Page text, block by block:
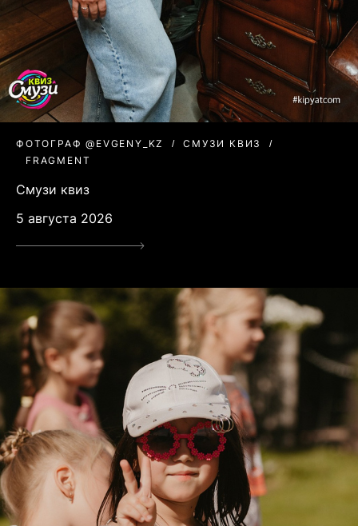
ФОТОГРАФ @EVGENY_KZ
СМУЗИ КВИЗ
FRAGMENT
Смузи квиз
5 августа 2026